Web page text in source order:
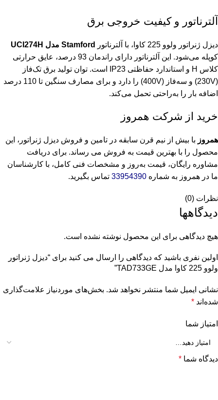
آلترناتور و کیفیت خروجی برق
دیزل ژنراتور ولوو 225 کاوا، با آلترناتور
Stamford مدل UCI274H
کوپله می‌شود. این آلترناتور دارای راندمان 93 درصد، عایق حرارتی
کلاس H و استاندارد حفاظتی IP23 است. توان تولید برق تک‌فاز
(230V) و سه‌فاز (400V) را دارد و برای مصارف سنگین تا 110 درصد
اضافه بار را به‌راحتی تحمل می‌کند.
خرید از شرکت همروز
همروز با بیش از نیم قرن سابقه در تامین و فروش دیزل ژنراتور، این
محصول را با بهترین قیمت به فروش می رساند. برای دریافت
مشاوره رایگان، قیمت به‌روز و مشخصات فنی کامل، با کارشناسان
ما در همروز به شماره 33954390 تماس بگیرید.
نظرات (0)
دیدگاهها
هیچ دیدگاهی برای این محصول نوشته نشده است.
اولین نفری باشید که دیدگاهی را ارسال می کنید برای “دیزل ژنراتور
ولوو 225 کاوا مدل TAD733GE”
نشانی ایمیل شما منتشر نخواهد شد. بخش‌های موردنیاز علامت‌گذاری
شده‌اند *
امتیاز شما
دیدگاه شما *